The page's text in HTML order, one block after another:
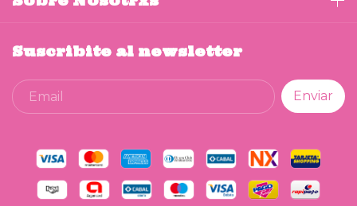
Suscribite al newsletter